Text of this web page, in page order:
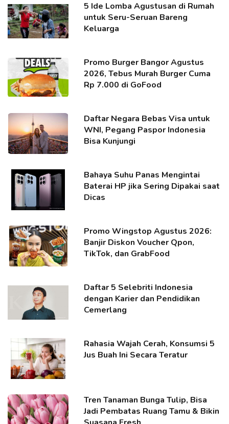
5 Ide Lomba Agustusan di Rumah
untuk Seru-Seruan Bareng
Keluarga
Promo Burger Bangor Agustus
2026, Tebus Murah Burger Cuma
Rp 7.000 di GoFood
Daftar Negara Bebas Visa untuk
WNI, Pegang Paspor Indonesia
Bisa Kunjungi
Bahaya Suhu Panas Mengintai
Baterai HP jika Sering Dipakai saat
Dicas
Promo Wingstop Agustus 2026:
Banjir Diskon Voucher Qpon,
TikTok, dan GrabFood
Daftar 5 Selebriti Indonesia
dengan Karier dan Pendidikan
Cemerlang
Rahasia Wajah Cerah, Konsumsi 5
Jus Buah Ini Secara Teratur
Tren Tanaman Bunga Tulip, Bisa
Jadi Pembatas Ruang Tamu & Bikin